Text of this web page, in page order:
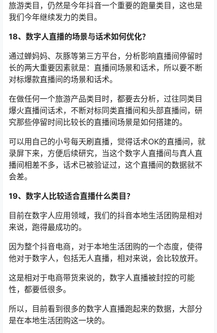
旅游类目，仍然是今年抖音一个重要的跑量类目，这也是
我们今年继续发力的类目。
18、数字人直播的场景与话术如何优化？
通过蝉妈妈、灰豚等第三方平台，分析影响直播间停留时
长的两大重要因素就是：直播间场景和话术，所以要不断
对标爆款直播间的场景和话术。
在做任何一个旅游产品类目时，都要去分析，过往同类目
爆火直播间话术，不断对标同类直播间和头部直播间，研
究那些停留时间比较长的直播间场景是如何搭建的。
可以用自己的小号每天刷直播，觉得话术OK的直播间，就
录屏下来，方便后续研究，当这个数字人直播间与真人直
播间相差不多，话术已被验证过，这个直播间的数据就不
会差。
19、数字人比较适合直播什么类目？
目前在数字人应用领域，我们的抖音本地生活团购是相对
来说，跑得最成功的。
因为整个抖音电商，对于本地生活团购的一个态度，使得
他对于数字人，包括无人直播，相对来说，会比较放开。
这是相对于电商带货来说的，数字人直播被封控的可能
性，都要低很多。
所以，目前看到很多的数字人直播跑起来的数据，大部分
是在本地生活团购这一块的。